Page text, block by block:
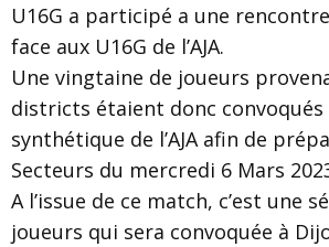
U16G a participé a une
face aux U16G de l’AJA.
Une vingtaine de joueurs
districts étaient donc
synthétique de l’AJA afin de
Secteurs du mercredi 6 Mars
A l’issue de ce match, c’est une
joueurs qui sera convoquée à